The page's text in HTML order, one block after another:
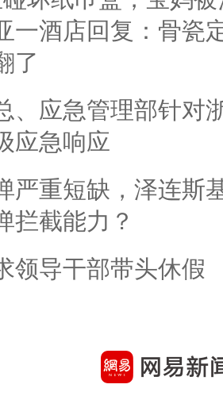
一酒店回复：骨瓷
了
、应急管理部针对
应急响应
严重短缺，泽连斯
拦截能力？
领导干部带头休假